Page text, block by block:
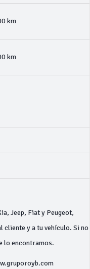
km
km
Jeep, Fiat y Peugeot,
cliente y a tu vehículo. Si no
lo encontramos.